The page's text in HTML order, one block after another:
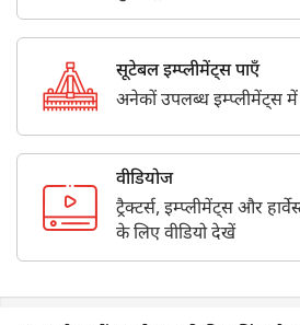
सूटेबल इम्प्लीमेंट्स पाएँ
अनेकों उपलब्ध इम्प्लीमेंट्स
वीडियोज
ट्रैक्टर्स, इम्प्लीमेंट्स और
के लिए वीडियो देखें